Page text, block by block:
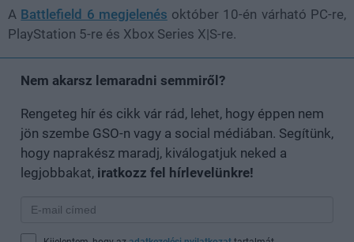
A Battlefield 6 megjelenés október 10-én várható PC-re,
PlayStation 5-re és Xbox Series X|S-re.
Nem akarsz lemaradni semmiről?
Rengeteg hír és cikk vár rád, lehet, hogy éppen nem
jön szembe GSO-n vagy a social médiában. Segítünk,
hogy naprakész maradj, kiválogatjuk neked a
legjobbakat, iratkozz fel hírlevelünkre!